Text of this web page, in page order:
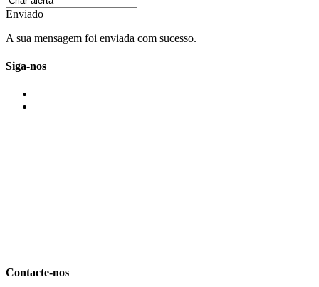
Enviado
A sua mensagem foi enviada com sucesso.
Siga-nos
Contacte-nos